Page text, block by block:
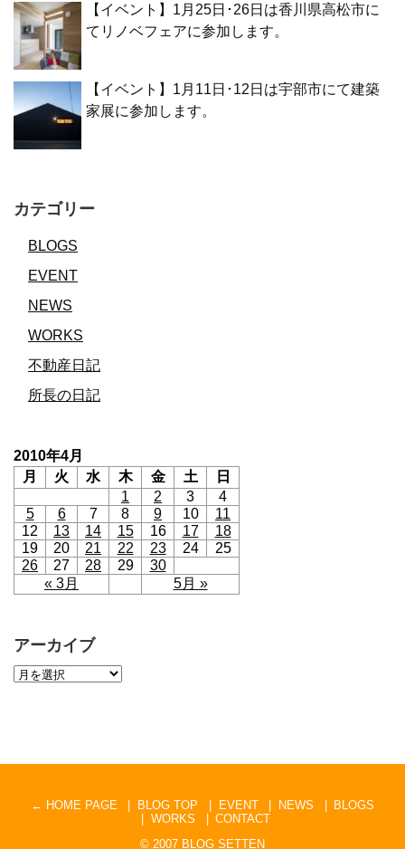
【イベント】1月25日･26日は香川県高松市に
てリノベフェアに参加します。
【イベント】1月11日･12日は宇部市にて建築
家展に参加します。
カテゴリー
BLOGS
EVENT
NEWS
WORKS
不動産日記
所長の日記
2010年4月
月
火 水 木 金 土 日
« 3月 5月 »
1 2 3
4
5
6 7 8 9 10
11
12
13 14 15 16 17
18
19
20 21 22 23 24
25
26
27 28 29 30
アーカイブ
← HOME PAGE BLOG TOP EVENT NEWS
BLOGS
WORKS
CONTACT
© 2007 BLOG SETTEN